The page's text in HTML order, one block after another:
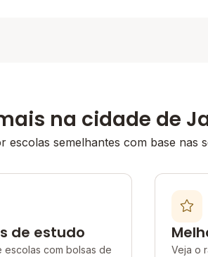
na cidade de
escolas semelhantes com base nas
de estudo
escolas com bolsas de
Veja o